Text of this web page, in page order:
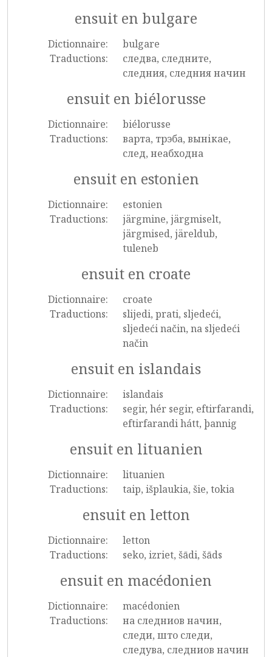
ensuit en bulgare
Dictionnaire:
bulgare
Traductions:
следва, следните,
следния, следния начин
ensuit en biélorusse
Dictionnaire:
biélorusse
Traductions:
варта, трэба, вынікае,
след, неабходна
ensuit en estonien
Dictionnaire:
estonien
Traductions:
järgmine, järgmiselt,
järgmised, järeldub,
tuleneb
ensuit en croate
Dictionnaire:
croate
Traductions:
slijedi, prati, sljedeći,
sljedeći način, na sljedeći
način
ensuit en islandais
Dictionnaire:
islandais
Traductions:
segir, hér segir, eftirfarandi,
eftirfarandi hátt, þannig
ensuit en lituanien
Dictionnaire:
lituanien
Traductions:
taip, išplaukia, šie, tokia
ensuit en letton
Dictionnaire:
letton
Traductions:
seko, izriet, šādi, šāds
ensuit en macédonien
Dictionnaire:
macédonien
Traductions:
на следниов начин,
следи, што следи,
следува, следниов начин